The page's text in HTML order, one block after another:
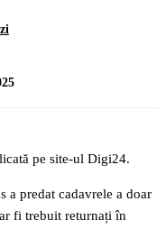
pe site-ul Digi24.
a predat cadavrele a doar
fi trebuit returnați în